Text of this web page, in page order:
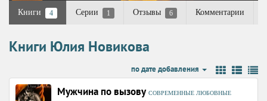
Книги 4 Серии 1 Отзывы 6 Комментарии
Книги Юлия Новикова
по дате добавления
Мужчина по вызову СОВРЕМЕННЫЕ ЛЮБОВНЫЕ